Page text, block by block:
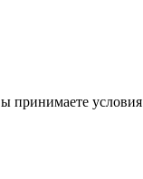
принимаете условия